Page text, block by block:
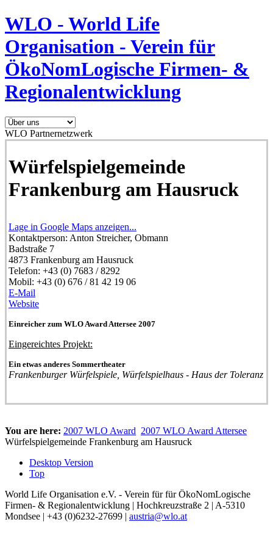
WLO - World Life
Organisation - Verein für
ÖkoNomLogische Firmen- &
Regionalentwicklung
WLO Partnernetzwerk
Würfelspielgemeinde
Frankenburg am Hausruck
Lage in Google Maps anzeigen...
Kontaktperson: Anton Streicher, Obmann
Badstraße 7
4873 Frankenburg am Hausruck
Telefon: +43 (0) 7683 / 8292
Mobil: +43 (0) 676 / 81 42 19 06
E-Mail
Website
Einreicher zum WLO Award Attersee 2007
Eingereichtes Projekt:
Ein etwas anderes Sommertheater
Frankenburger Würfelspiele, Würfelspielhaus - Haus der Toleranz
You are here: 2007 WLO Award 2007 WLO Award Attersee
Würfelspielgemeinde Frankenburg am Hausruck
Desktop Version
Top
World Life Organisation e.V. - Verein für für ÖkoNomLogische
Firmen- & Regionalentwicklung | Hochkreuzstraße 2 | A-5310
Mondsee | +43 (0)6232-27699 | austria@wlo.at